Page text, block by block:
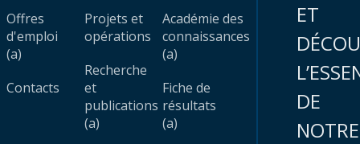
Offres
d'emploi
(a)
Contacts
Projets et
opérations
Recherche
et
publications
(a)
Académie des
connaissances
(a)
Fiche de
résultats
(a)
ET
DE
NOTRE